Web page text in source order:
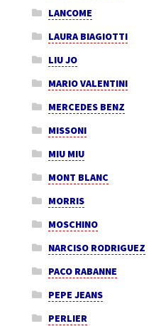
LANCOME
LAURA BIAGIOTTI
LIU JO
MARIO VALENTINI
MERCEDES BENZ
MISSONI
MIU MIU
MONT BLANC
MORRIS
MOSCHINO
NARCISO RODRIGUEZ
PACO RABANNE
PEPE JEANS
PERLIER